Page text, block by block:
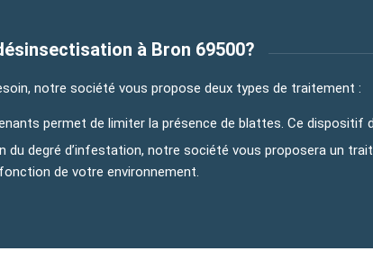
à Bron 69500?
notre société vous propose deux types de traitement :
permet de limiter la présence de blattes. Ce
du degré d’infestation, notre société vous proposera un
de votre environnement.